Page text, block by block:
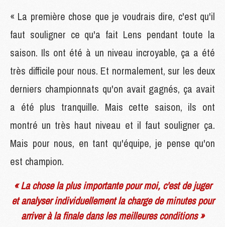
« La première chose que je voudrais dire, c'est qu'il
faut souligner ce qu'a fait Lens pendant toute la
saison. Ils ont été à un niveau incroyable, ça a été
très difficile pour nous. Et normalement, sur les deux
derniers championnats qu'on avait gagnés, ça avait
a été plus tranquille. Mais cette saison, ils ont
montré un très haut niveau et il faut souligner ça.
Mais pour nous, en tant qu'équipe, je pense qu'on
est champion.
« La chose la plus importante pour moi, c'est de juger
et analyser individuellement la charge de minutes pour
arriver à la finale dans les meilleures conditions »